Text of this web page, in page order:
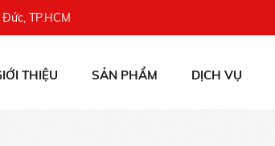
TP.HCM
THIỆU SẢN PHẨM DỊCH VỤ